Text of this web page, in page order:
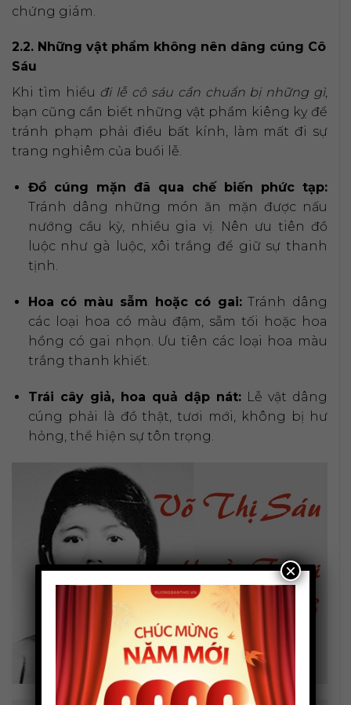
chứng giám.
2.2. Những vật phẩm không nên dâng cúng Cô
Sáu
Khi tìm hiểu đi lễ cô sáu cần chuẩn bị những gì,
bạn cũng cần biết những vật phẩm kiêng kỵ để
tránh phạm phải điều bất kính, làm mất đi sự
trang nghiêm của buổi lễ.
Đồ cúng mặn đã qua chế biến phức tạp:
Tránh dâng những món ăn mặn được nấu
nướng cầu kỳ, nhiều gia vị. Nên ưu tiên đồ
luộc như gà luộc, xôi trắng để giữ sự thanh
tịnh.
Hoa có màu sẫm hoặc có gai:Tránh dâng
các loại hoa có màu đậm, sẫm tối hoặc hoa
hồng có gai nhọn. Ưu tiên các loại hoa màu
trắng thanh khiết.
Trái cây giả, hoa quả dập nát:Lễ vật dâng
cúng phải là đồ thật, tươi mới, không bị hư
hỏng, thể hiện sự tôn trọng.
×